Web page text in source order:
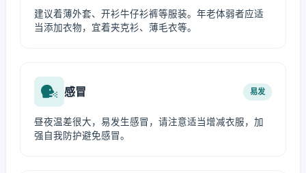
建议着薄外套、开衫牛仔衫裤等服装。年老体弱者应适
当添加衣物，宜着夹克衫、薄毛衣等。
感冒 易发
昼夜温差很大，易发生感冒，请注意适当增减衣服，加
强自我防护避免感冒。